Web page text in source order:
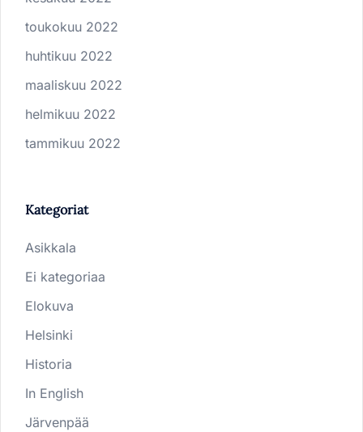
toukokuu 2022
huhtikuu 2022
maaliskuu 2022
helmikuu 2022
tammikuu 2022
Kategoriat
Asikkala
Ei kategoriaa
Elokuva
Helsinki
Historia
In English
Järvenpää